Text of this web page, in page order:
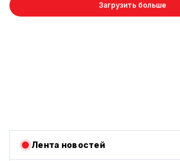
Загрузить больше
Лента новостей